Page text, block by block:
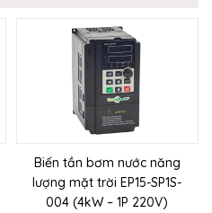
Biến tần bơm nước năng
lượng mặt trời EP15-SP1S-
004 (4kW – 1P 220V)